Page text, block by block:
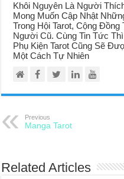
Khôi Nguyên Là Người
Mong Muốn Cập Nhật
Trong Hội Tarot, Cộng
Người Cũ. Cùng Tin Tức
Phụ Kiện Tarot Cũng Sẽ
Một Cách Tự Nhiên
Previous
Manga Tarot
Related Articles